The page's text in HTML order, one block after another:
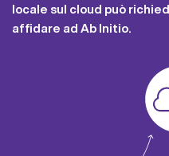
locale sul cloud può
affidare ad Ab Initio.